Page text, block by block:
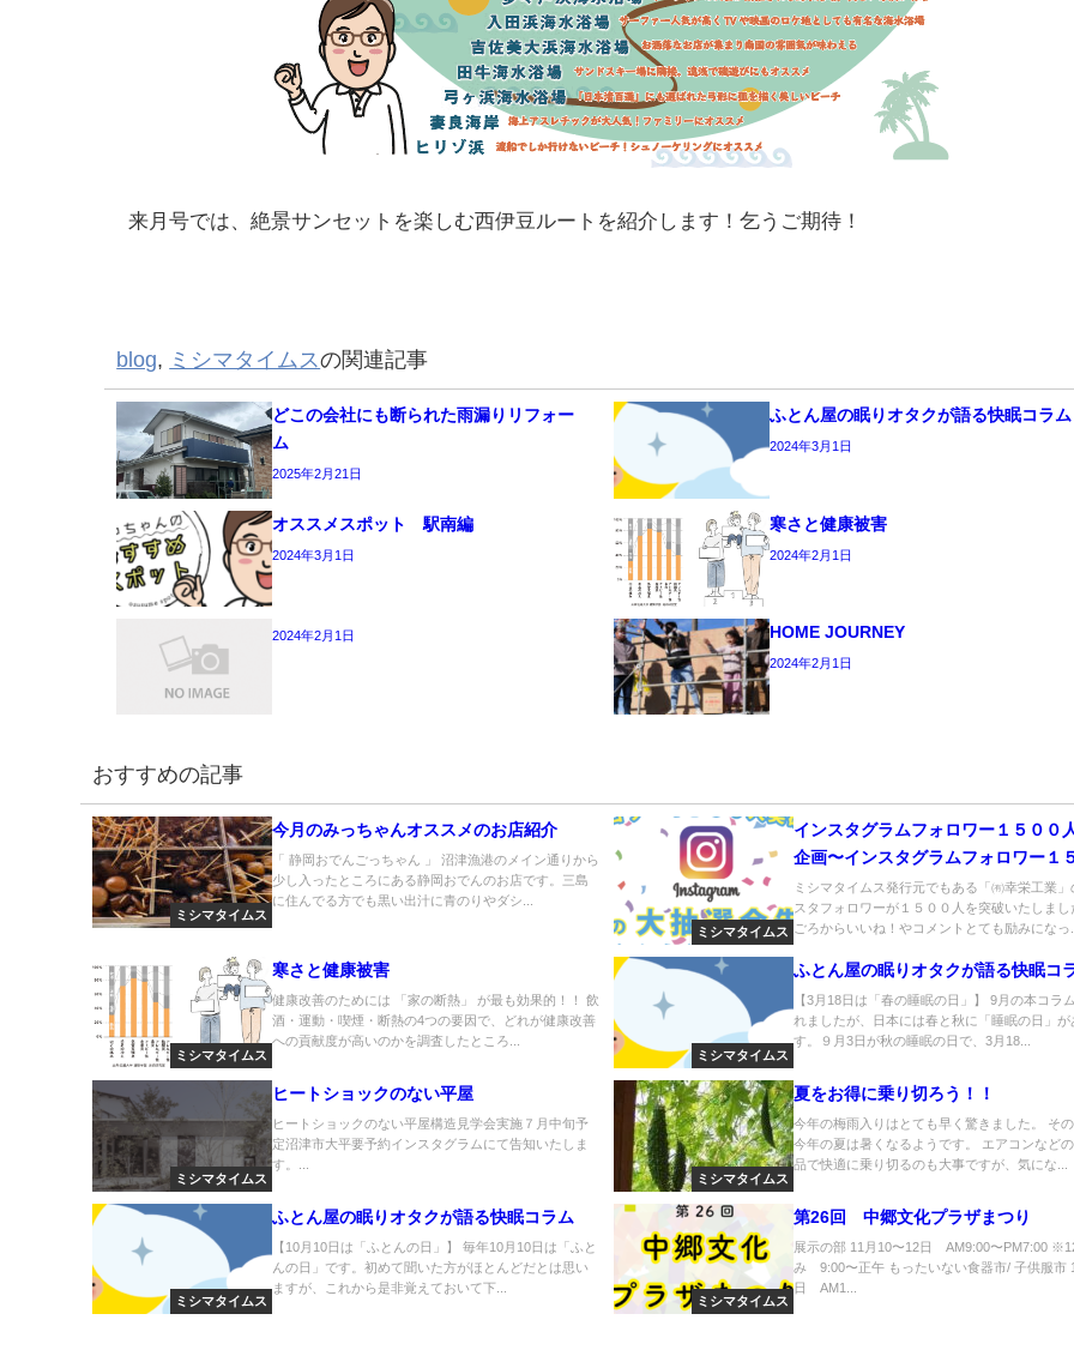
来月号では、絶景サンセットを楽しむ西伊豆ルートを紹介します！乞うご期待！
blog, ミシマタイムスの関連記事
どこの会社にも断られた雨漏りリフォー
ム
2025年2月21日
ふとん屋の眠りオタクが語る快眠コラム
2024年3月1日
オススメスポット 駅南編
2024年3月1日
寒さと健康被害
2024年2月1日
2024年2月1日 HOME JOURNEY
2024年2月1日
おすすめの記事
ミシマタイムス
今月のみっちゃんオススメのお店紹介
「 静岡おでんごっちゃん 」 沼津漁港のメイン通りから
少し入ったところにある静岡おでんのお店です。三島
に住んでる方でも黒い出汁に青のりやダシ...
ミシマタイムス
インスタグラムフォロワー１５００
企画〜インスタグラムフォロワー１
人突破企画 夏の大抽選会告知～これ
よろしくね～
ミシマタイムス発行元でもある「㈲幸栄工業」
スタフォロワーが１５００人を突破いたしまし
ごろからいいね！やコメントとても励みになっ
ミシマタイムス
寒さと健康被害
健康改善のためには 「家の断熱」 が最も効果的！！ 飲
酒・運動・喫煙・断熱の4つの要因で、どれが健康改善
への貢献度が高いのかを調査したところ...
ミシマタイムス
ふとん屋の眠りオタクが語る快眠コ
【3月18日は「春の睡眠の日」】 9月の本コラ
れましたが、日本には春と秋に「睡眠の日」が
す。９月3日が秋の睡眠の日で、3月18...
ミシマタイムス
ヒートショックのない平屋
ヒートショックのない平屋構造見学会実施７月中旬予
定沼津市大平要予約インスタグラムにて告知いたしま
す。...
ミシマタイムス
夏をお得に乗り切ろう！！
今年の梅雨入りはとても早く驚きました。 そ
今年の夏は暑くなるようです。 エアコンなど
品で快適に乗り切るのも大事ですが、気にな...
ミシマタイムス
ふとん屋の眠りオタクが語る快眠コラム
【10月10日は「ふとんの日」】 毎年10月10日は「ふと
んの日」です。初めて聞いた方がほとんどだとは思い
ますが、これから是非覚えておいて下...
ミシマタイムス
第26回 中郷文化プラザまつり
展示の部 11月10〜12日 AM9:00〜PM7:00
み 9:00〜正午 もったいない食器市/ 子供服市
日 AM1...